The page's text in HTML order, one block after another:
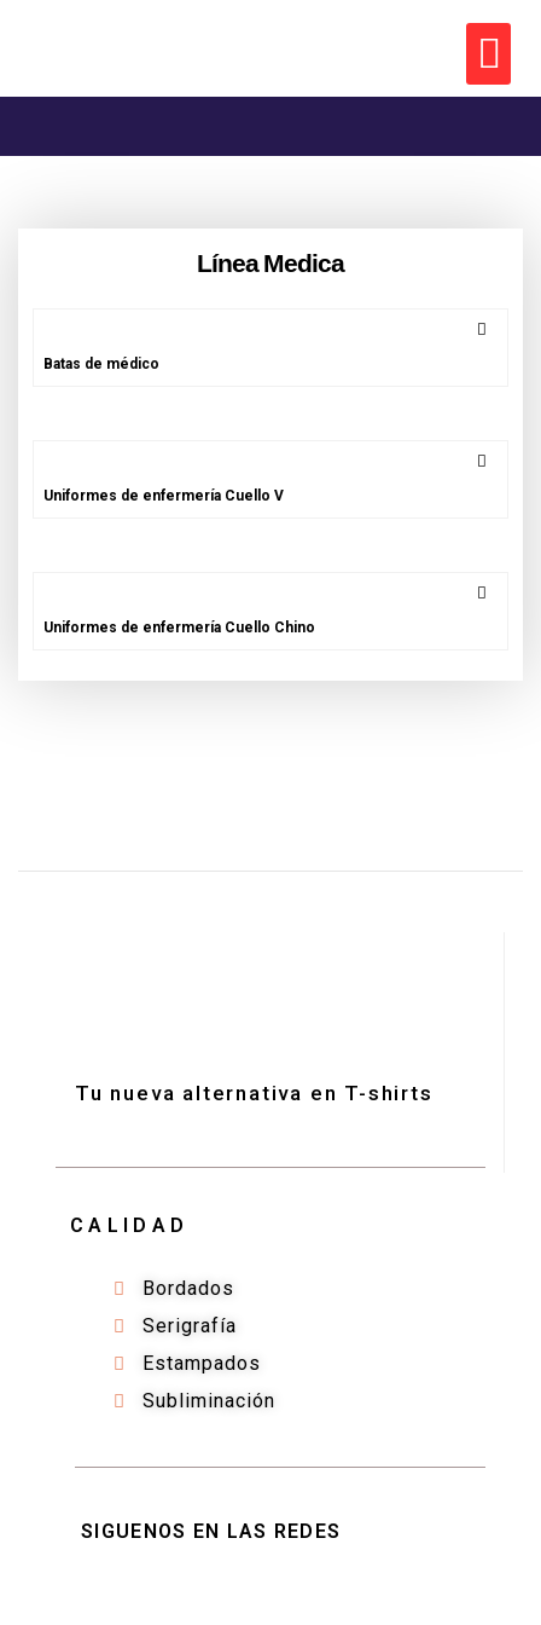
Línea Medica
Batas de médico
Uniformes de enfermería Cuello V
Uniformes de enfermería Cuello Chino
Tu nueva alternativa en T-shirts
CALIDAD
Bordados
Serigrafía
Estampados
Subliminación
SIGUENOS EN LAS REDES